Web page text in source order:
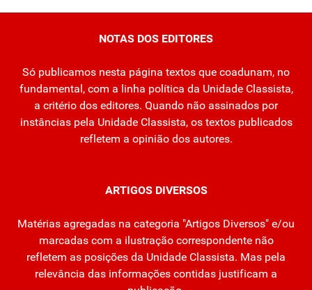
NOTAS DOS EDITORES
Só publicamos nesta página textos que coadunam, no
fundamental, com a linha política da Unidade Classista,
a critério dos editores. Quando não assinados por
instâncias pela Unidade Classista, os textos publicados
refletem a opinião dos autores.
ARTIGOS DIVERSOS
Matérias agregadas na categoria "Artigos Diversos" e/ou
marcadas com a ilustração correspondente não
refletem as posições da Unidade Classista. Mas pela
relevância das informações contidas justificam a